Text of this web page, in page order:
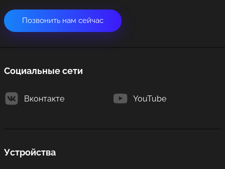
Позвонить нам сейчас
Социальные сети
Вконтакте YouTube
Устройства